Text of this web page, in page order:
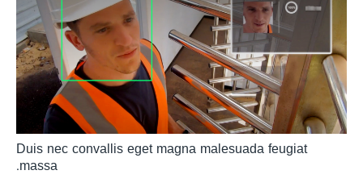
Duis nec convallis eget magna malesuada feugiat
massa.